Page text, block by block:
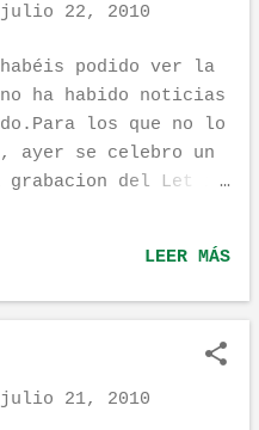
julio 22, 2010
podido ver la
ha habido noticias
los que no lo
ayer se celebro un
grabacion del Let it
Bellas Artes de
cuantos grupos
Vetusta Morla,
Malla, Russian Red,
Lo curioso del
LEER MÁS
julio 21, 2010